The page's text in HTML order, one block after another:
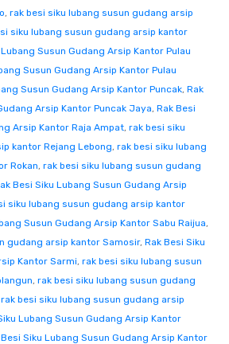
, rak besi siku lubang susun gudang arsip
siku lubang susun gudang arsip kantor
Susun Gudang Arsip Kantor Pulau
Susun Gudang Arsip Kantor Pulau
Susun Gudang Arsip Kantor Puncak, Rak
Arsip Kantor Puncak Jaya, Rak Besi
Arsip Kantor Raja Ampat, rak besi siku
kantor Rejang Lebong, rak besi siku lubang
Rokan, rak besi siku lubang susun gudang
Besi Siku Lubang Susun Gudang Arsip
siku lubang susun gudang arsip kantor
Susun Gudang Arsip Kantor Sabu Raijua,
gudang arsip kantor Samosir, Rak Besi Siku
Kantor Sarmi, rak besi siku lubang susun
, rak besi siku lubang susun gudang
rak besi siku lubang susun gudang arsip
Lubang Susun Gudang Arsip Kantor
Besi Siku Lubang Susun Gudang Arsip Kantor